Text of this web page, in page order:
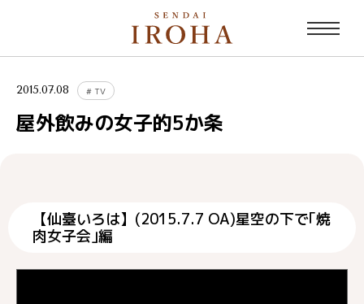
2015.07.08 # TV
屋外飲みの女子的5か条
【仙臺いろは】(2015.7.7 OA)星空の下で｢焼
肉女子会｣編